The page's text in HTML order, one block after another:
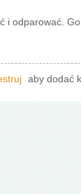
i odparować.
aby dodać